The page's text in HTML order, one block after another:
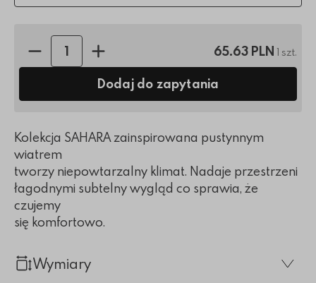
Ilość sztuk: 65.63 PLN 1 szt.
Dodaj do zapytania
Kolekcja SAHARA zainspirowana pustynnym
wiatrem
tworzy niepowtarzalny klimat. Nadaje przestrzeni
łagodnymi subtelny wygląd co sprawia, że
czujemy
się komfortowo.
Wymiary